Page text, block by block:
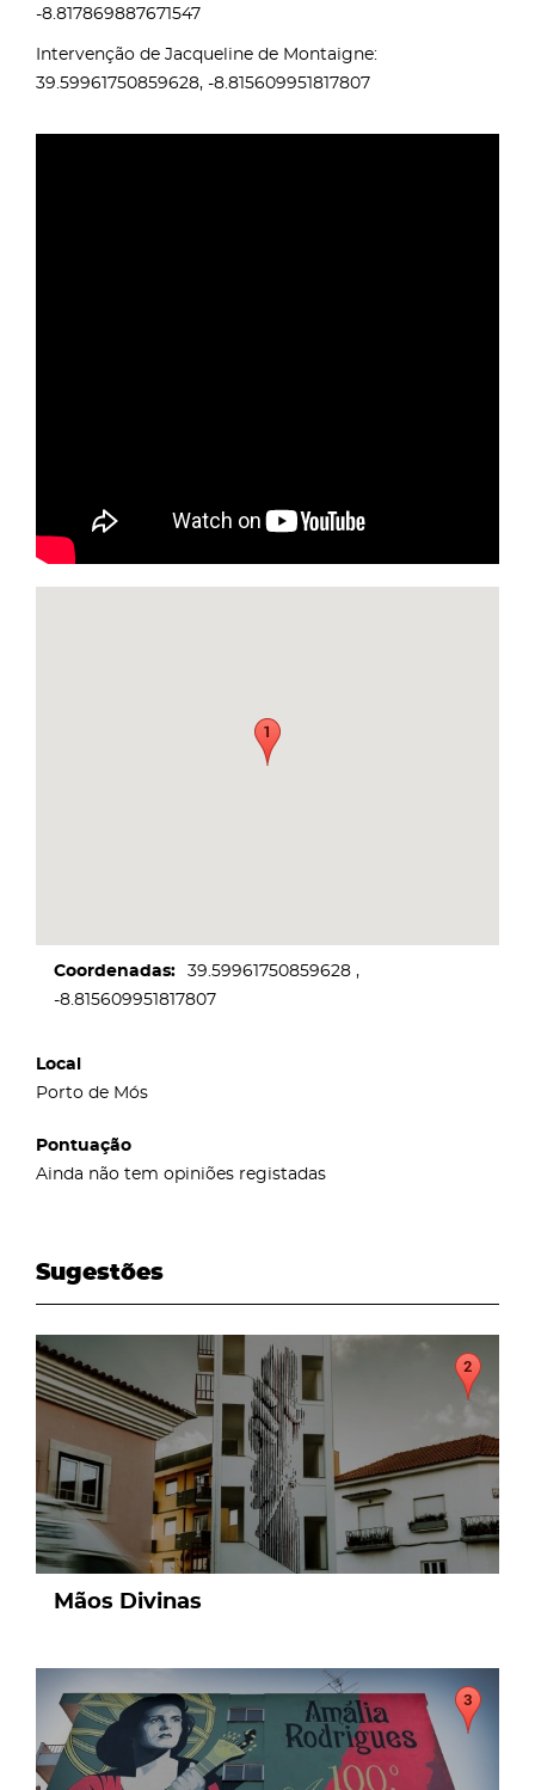
-8.817869887671547
Intervenção de Jacqueline de Montaigne:
39.59961750859628, -8.815609951817807
Coordenadas
39.59961750859628
-8.815609951817807
Local
Porto de Mós
Pontuação
Ainda não tem opiniões registadas
Sugestões
page
Mãos Divinas
page